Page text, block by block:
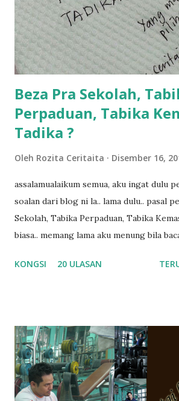
dukung adik hadi sambil pimpin kakak
ngah dengan abg long terserah pada
kalau ikut anak-anak semua nak ummi
ba...
Beza Pra Sekolah,
Perpaduan, Tabika
Tadika ?
Oleh Rozita Ceritaita Disember 16,
assalamualaikum semua, aku ingat dulu
soalan dari blog ni la.. lama dulu.. pasal
Sekolah, Tabika Perpaduan, Tabika
biasa.. memang lama aku menung bila
ko.. masa tu aku baru je ada anak sorang
tanya sapa-sapa pun masa tu.. bila fikir-
jugak masa alahai teruknya kami sebagai
terasa jugak semakin teruk bila abg long
kat salah satu tadika swasta ni.. tapi
KONGSI 20 ULASAN